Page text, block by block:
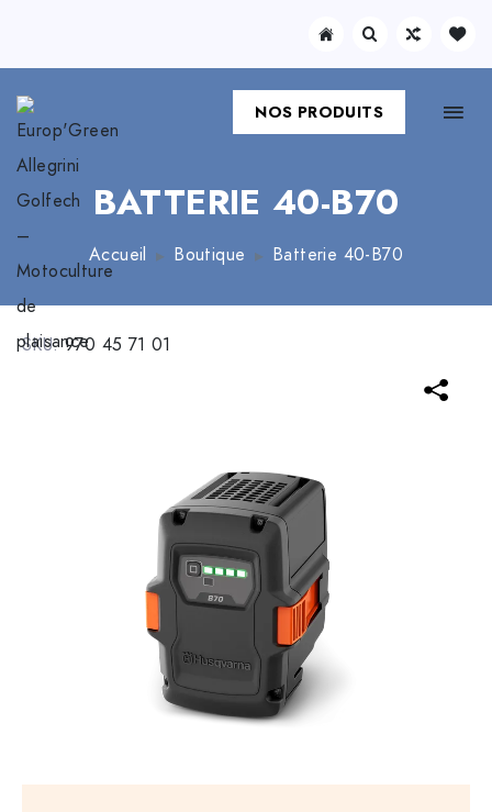
NOS PRODUITS
BATTERIE 40-B70
Accueil Boutique Batterie 40-B70
SKU:970 45 71 01